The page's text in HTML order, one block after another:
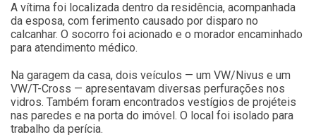
A vítima foi localizada dentro da residência, acompanhada
da esposa, com ferimento causado por disparo no
calcanhar. O socorro foi acionado e o morador encaminhado
para atendimento médico.
Na garagem da casa, dois veículos — um VW/Nivus e um
VW/T-Cross — apresentavam diversas perfurações nos
vidros. Também foram encontrados vestígios de projéteis
nas paredes e na porta do imóvel. O local foi isolado para
trabalho da perícia.